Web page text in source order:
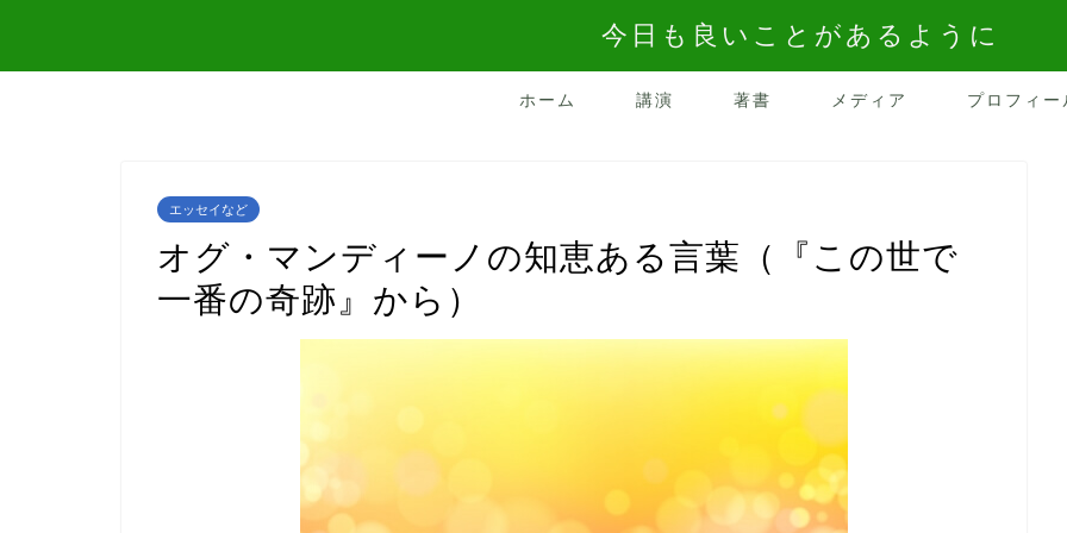
今日も良いことがあるように
ホーム 講演 著書 メディア プロフィー
エッセイなど
オグ・マンディーノの知恵ある言葉（『この世で
一番の奇跡』から）